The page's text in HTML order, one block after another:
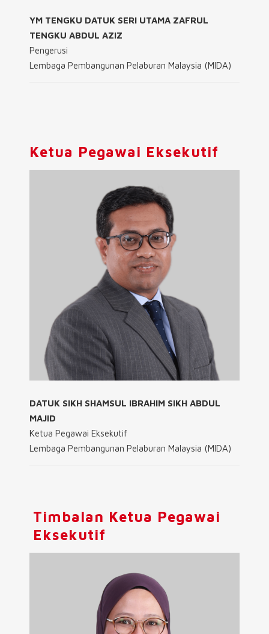
YM TENGKU DATUK SERI UTAMA ZAFRUL
TENGKU ABDUL AZIZ
Pengerusi
Lembaga Pembangunan Pelaburan Malaysia (MIDA)
Ketua Pegawai Eksekutif
DATUK SIKH SHAMSUL IBRAHIM SIKH ABDUL
MAJID
Ketua Pegawai Eksekutif
Lembaga Pembangunan Pelaburan Malaysia (MIDA)
Timbalan Ketua Pegawai
Eksekutif